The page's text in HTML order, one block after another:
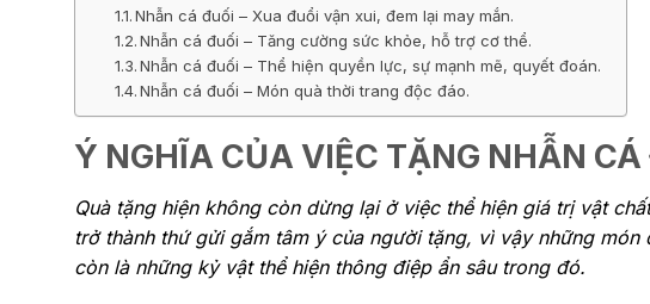
Nhẫn cá đuối – Xua đuổi vận xui, đem lại may mắn.
Nhẫn cá đuối – Tăng cường sức khỏe, hỗ trợ cơ thể.
Nhẫn cá đuối – Thể hiện quyền lực, sự mạnh mẽ, quyết đoán.
Nhẫn cá đuối – Món quà thời trang độc đáo.
Ý NGHĨA CỦA VIỆC TẶNG NHẪN
Quà tặng hiện không còn dừng lại ở việc thể hiện giá trị vật
trở thành thứ gửi gắm tâm ý của người tặng, vì vậy những
còn là những kỷ vật thể hiện thông điệp ẩn sâu trong đó.